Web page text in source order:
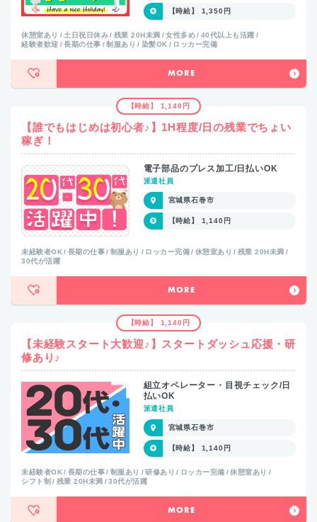
【時給】 1,350円
休憩室あり 土日祝日休み 残業 20H未満 女性多め
40代以上も活躍
経験者歓迎
長期の仕事 制服あり 染髪OK ロッカー完備
MORE
【時給】 1,140円
【誰でもはじめは初心者♪】1H程度/日の残業でちょい
稼ぎ！
電子部品のプレス加工/日払いOK
派遣社員
宮城県石巻市
【時給】 1,140円
未経験者OK 長期の仕事 制服あり ロッカー完備 休憩室あり
残業 20H未満
30代が活躍
MORE
【時給】 1,140円
【未経験スタート大歓迎♪】スタートダッシュ応援・研
修あり♪
組立オペレーター・目視チェック/日
払いOK
派遣社員
宮城県石巻市
【時給】 1,140円
未経験者OK 長期の仕事 制服あり 研修あり ロッカー完備
休憩室あり
シフト制
残業 20H未満 30代が活躍
MORE